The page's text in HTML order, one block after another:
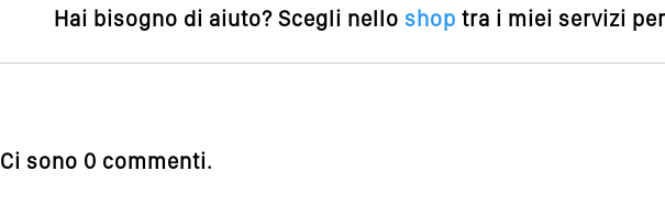
Hai bisogno di aiuto?Scegli nello shop tra i miei servizi
Ci sono 0 commenti.